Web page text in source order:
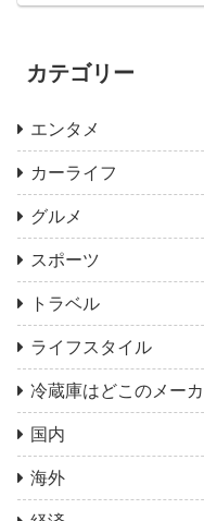
カテゴリー
エンタメ
カーライフ
グルメ
スポーツ
トラベル
ライフスタイル
冷蔵庫はどこのメー
国内
海外